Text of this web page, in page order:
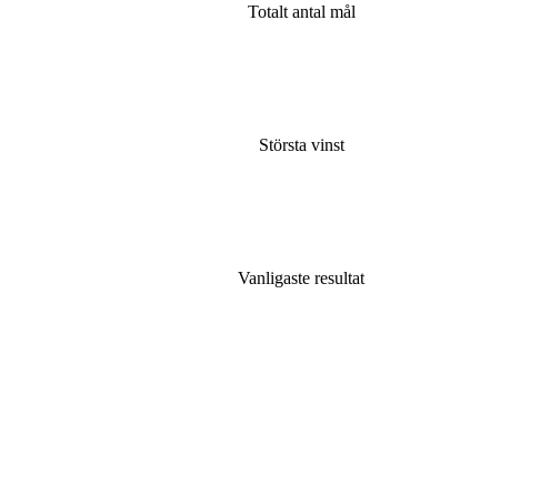
Totalt antal mål
Största vinst
Vanligaste resultat